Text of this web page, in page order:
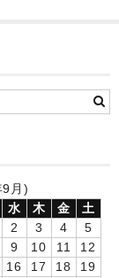
月)
水 木 金
土
2 3 4
5
9 10 11
12
16 17 18
19